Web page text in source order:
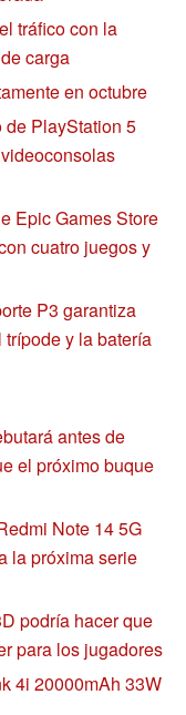
tráfico con la
carga
en octubre
de PlayStation 5
Epic Games Store
cuatro juegos y
P3 garantiza
y la batería
antes de
el próximo buque
Note 14 5G
la próxima serie
podría hacer que
para los jugadores
4i 20000mAh 33W